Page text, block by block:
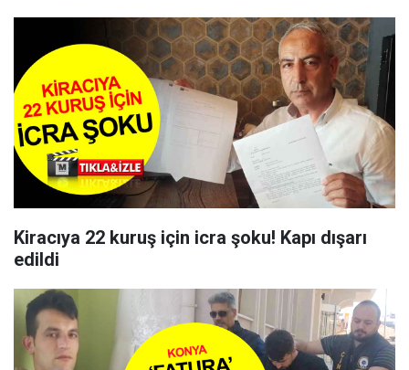
Kiracıya 22 kuruş için icra şoku! Kapı dışarı
edildi